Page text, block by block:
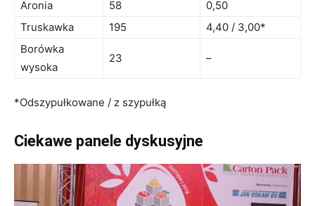
Aronia
58
0,50
Truskawka
195
4,40 / 3,00*
Borówka
wysoka
23 –
*Odszypułkowane / z szypułką
Ciekawe panele dyskusyjne